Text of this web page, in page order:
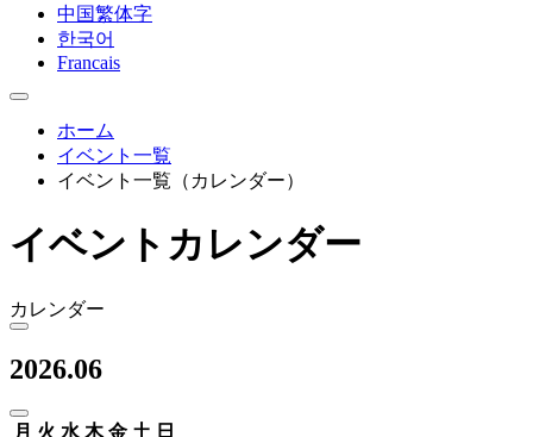
中国繁体字
한국어
Francais
ホーム
イベント一覧
イベント一覧（カレンダー）
イベントカレンダー
カレンダー
2026.06
月 火 水 木 金 土 日